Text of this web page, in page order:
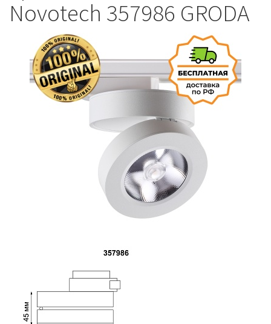
Novotech 357986 GRODA